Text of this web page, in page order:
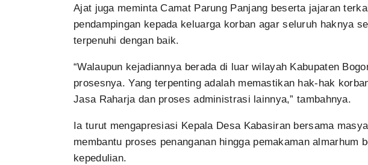
Ajat juga meminta Camat Parung Panjang beserta jajaran
pendampingan kepada keluarga korban agar seluruh haknya
terpenuhi dengan baik.
“Walaupun kejadiannya berada di luar wilayah Kabupaten
prosesnya. Yang terpenting adalah memastikan hak-hak
Jasa Raharja dan proses administrasi lainnya,” tambahnya.
Ia turut mengapresiasi Kepala Desa Kabasiran bersama
membantu proses penanganan hingga pemakaman almarhum
kepedulian.